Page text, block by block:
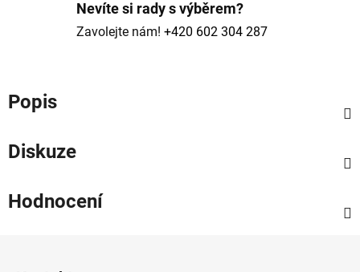
Nevíte si rady s výběrem?
Zavolejte nám! +420 602 304 287
Popis
Diskuze
Hodnocení